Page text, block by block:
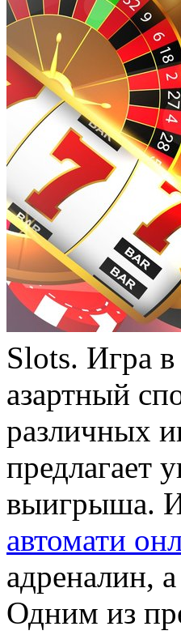
Slots. Игрa
азартный
различных
предлагает
выигрыша.
автомати
адреналин,
Одним из